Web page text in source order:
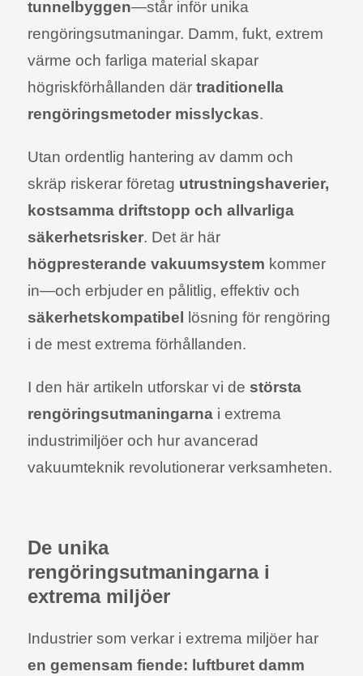
tunnelbyggen—står inför unika
rengöringsutmaningar. Damm, fukt, extrem
värme och farliga material skapar
högriskförhållanden där traditionella
rengöringsmetoder misslyckas.
Utan ordentlig hantering av damm och
skräp riskerar företag utrustningshaverier,
kostsamma driftstopp och allvarliga
säkerhetsrisker. Det är här
högpresterande vakuumsystem kommer
in—och erbjuder en pålitlig, effektiv och
säkerhetskompatibel
lösning för rengöring
i de mest extrema förhållanden.
I den här artikeln utforskar vi de största
rengöringsutmaningarnai extrema
industrimiljöer och hur avancerad
vakuumteknik revolutionerar verksamheten.
De unika
rengöringsutmaningarna i
extrema miljöer
Industrier som verkar i extrema miljöer har
en gemensam fiende: luftburet damm